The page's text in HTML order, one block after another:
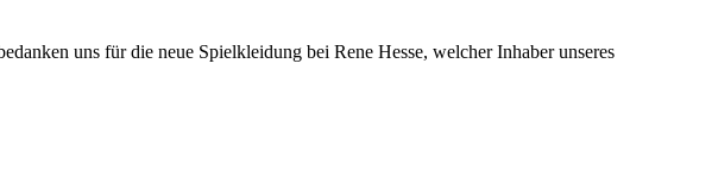
uns für die neue Spielkleidung bei Rene Hesse, welcher Inhaber unseres